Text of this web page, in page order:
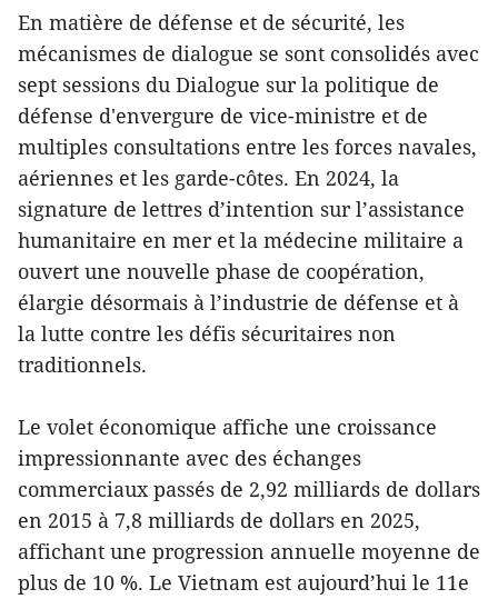
En matière de défense et de sécurité, les
mécanismes de dialogue se sont consolidés avec
sept sessions du Dialogue sur la politique de
défense d'envergure de vice-ministre et de
multiples consultations entre les forces navales,
aériennes et les garde-côtes. En 2024, la
signature de lettres d’intention sur l’assistance
humanitaire en mer et la médecine militaire a
ouvert une nouvelle phase de coopération,
élargie désormais à l’industrie de défense et à
la lutte contre les défis sécuritaires non
traditionnels.
Le volet économique affiche une croissance
impressionnante avec des échanges
commerciaux passés de 2,92 milliards de dollars
en 2015 à 7,8 milliards de dollars en 2025,
affichant une progression annuelle moyenne de
plus de 10 %. Le Vietnam est aujourd’hui le 11e